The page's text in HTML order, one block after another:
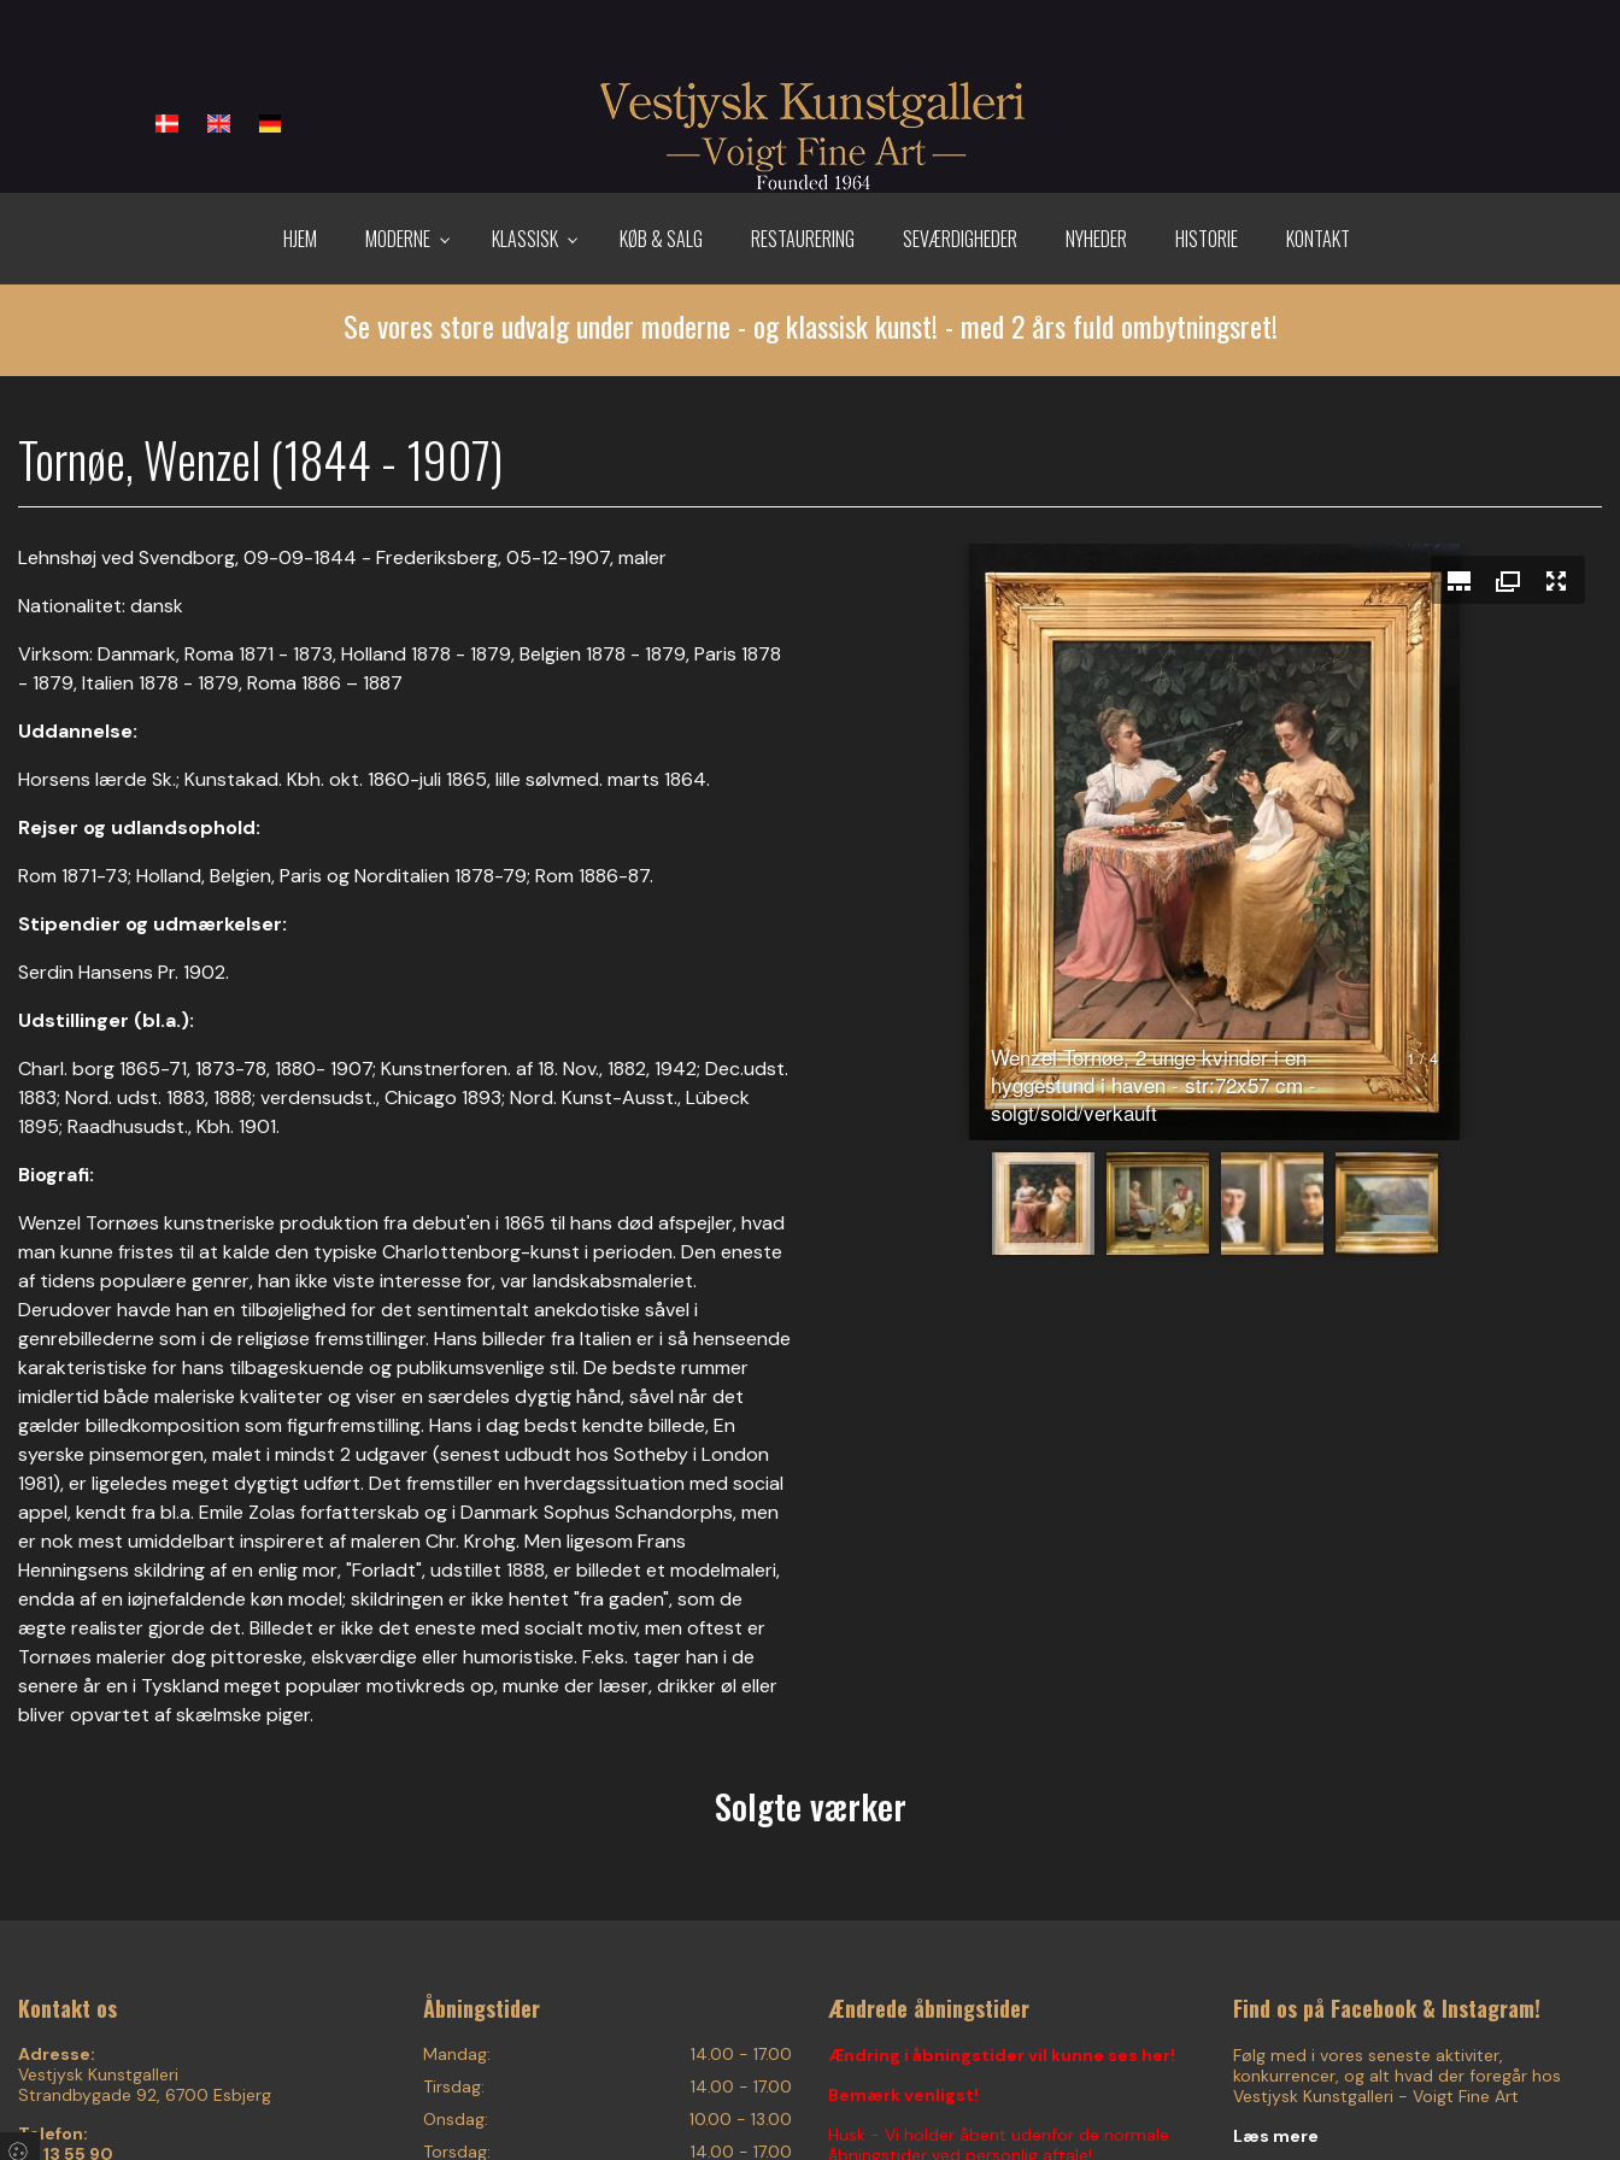
HJEM MODERNE KLASSISK KØB & SALG RESTAURERING SEVÆRDIGHEDER NYHEDER HISTORIE KONTAKT
Se vores store udvalg under moderne - og klassisk kunst! - med 2 års fuld ombytningsret!
Tornøe, Wenzel (1844 - 1907)
Lehnshøj ved Svendborg, 09-09-1844 - Frederiksberg, 05-12-1907, maler
Nationalitet: dansk
Virksom: Danmark, Roma 1871 - 1873, Holland 1878 - 1879, Belgien 1878 - 1879, Paris 1878
- 1879, Italien 1878 - 1879, Roma 1886 – 1887
Uddannelse:
Horsens lærde Sk.; Kunstakad. Kbh. okt. 1860-juli 1865, lille sølvmed. marts 1864.
Rejser og udlandsophold:
Rom 1871-73; Holland, Belgien, Paris og Norditalien 1878-79; Rom 1886-87.
Stipendier og udmærkelser:
Serdin Hansens Pr. 1902.
Udstillinger (bl.a.):
Charl. borg 1865-71, 1873-78, 1880- 1907; Kunstnerforen. af 18. Nov., 1882, 1942; Dec.udst.
1883; Nord. udst. 1883, 1888; verdensudst., Chicago 1893; Nord. Kunst-Ausst., Lübeck
1895; Raadhusudst., Kbh. 1901.
Biografi:
Wenzel Tornøes kunstneriske produktion fra debut'en i 1865 til hans død afspejler, hvad
man kunne fristes til at kalde den typiske Charlottenborg-kunst i perioden. Den eneste
af tidens populære genrer, han ikke viste interesse for, var landskabsmaleriet.
Derudover havde han en tilbøjelighed for det sentimentalt anekdotiske såvel i
genrebillederne som i de religiøse fremstillinger. Hans billeder fra Italien er i så henseende
karakteristiske for hans tilbageskuende og publikumsvenlige stil. De bedste rummer
imidlertid både maleriske kvaliteter og viser en særdeles dygtig hånd, såvel når det
gælder billedkomposition som figurfremstilling. Hans i dag bedst kendte billede, En
syerske pinsemorgen, malet i mindst 2 udgaver (senest udbudt hos Sotheby i London
1981), er ligeledes meget dygtigt udført. Det fremstiller en hverdagssituation med social
appel, kendt fra bl.a. Emile Zolas forfatterskab og i Danmark Sophus Schandorphs, men
er nok mest umiddelbart inspireret af maleren Chr. Krohg. Men ligesom Frans
Henningsens skildring af en enlig mor, "Forladt", udstillet 1888, er billedet et modelmaleri,
endda af en iøjnefaldende køn model; skildringen er ikke hentet "fra gaden", som de
ægte realister gjorde det. Billedet er ikke det eneste med socialt motiv, men oftest er
Tornøes malerier dog pittoreske, elskværdige eller humoristiske. F.eks. tager han i de
senere år en i Tyskland meget populær motivkreds op, munke der læser, drikker øl eller
bliver opvartet af skælmske piger.
1 / 4
Wenzel Tornøe, 2 unge kvinder i en
hyggestund i haven - str:72x57 cm -
solgt/sold/verkauft
Solgte værker
Kontakt os
Adresse:
Vestjysk Kunstgalleri
Strandbygade 92, 6700 Esbjerg
Telefon:
75 13 55 90
Åbningstider
Mandag:
14.00 - 17.00
Tirsdag:
14.00 - 17.00
Onsdag:
10.00 - 13.00
Torsdag:
14.00 - 17.00
Ændrede åbningstider
Ændring i åbningstider vil kunne ses her!
Bemærk venligst!
Husk - Vi holder åbent udenfor de normale
åbningstider ved personlig aftale!
Find os på Facebook & Instagram!
Følg med i vores seneste aktiviter,
konkurrencer, og alt hvad der foregår hos
Vestjysk Kunstgalleri - Voigt Fine Art
Læs mere